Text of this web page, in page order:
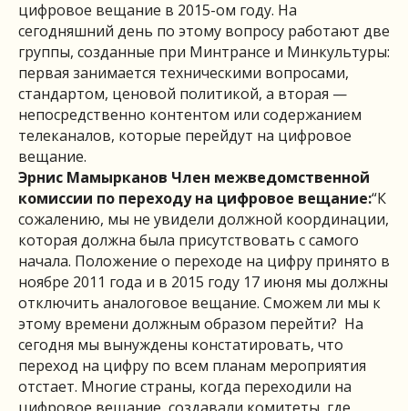
цифровое вещание в 2015-ом году. На
сегодняшний день по этому вопросу работают две
группы, созданные при Минтрансе и Минкультуры:
первая занимается техническими вопросами,
стандартом, ценовой политикой, а вторая —
непосредственно контентом или содержанием
телеканалов, которые перейдут на цифровое
вещание.
Эрнис Мамырканов Член межведомственной
комиссии по переходу на цифровое вещание:“К
сожалению, мы не увидели должной координации,
которая должна была присутствовать с самого
начала. Положение о переходе на цифру принято в
ноябре 2011 года и в 2015 году 17 июня мы должны
отключить аналоговое вещание. Сможем ли мы к
этому времени должным образом перейти? На
сегодня мы вынуждены констатировать, что
переход на цифру по всем планам мероприятия
отстает. Многие страны, когда переходили на